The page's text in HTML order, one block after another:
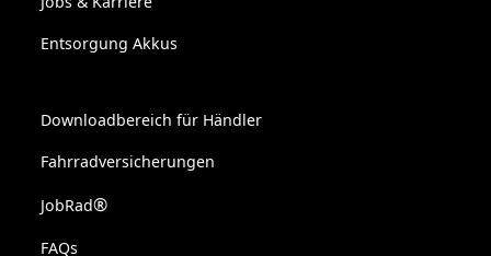
Entsorgung Akkus
Downloadbereich für Händler
Fahrradversicherungen
JobRad®
FAQs